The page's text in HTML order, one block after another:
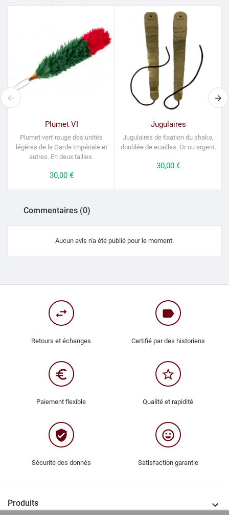
Plumet VI
Plumet vert-rouge des unités
légères de la Garde Impériale et
autres. En deux tailles.
Prix
30,00 €
Jugulaires
Jugulaires de fixation du shako,
doublée de ecailles. Or ou argent.
Prix
30,00 €
Commentaires (0)
Aucun avis n'a été publié pour le moment.
swap_horiz
Retours et échanges
label
Certifié par des historiens
euro_symbol
Paiement flexible
star_border
Qualité et rapidité
verified_user
Sécurité des donnés
sentiment_very_satisfied
Satisfaction garantie
Produits 